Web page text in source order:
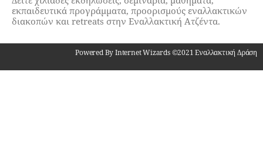
εκπαιδευτικά προγράμματα, προορισμούς εναλλακτικών
διακοπών και retreats στην Εναλλακτική Ατζέντα.
Powered By Internet Wizards ©2021 Εναλλακτική Δράση